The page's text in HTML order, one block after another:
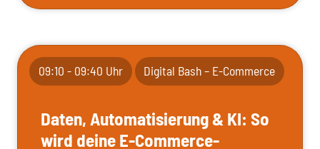
09:10 - 09:40 Uhr Digital Bash – E-Commerce
Daten, Automatisierung & KI: So
wird deine E-Commerce-